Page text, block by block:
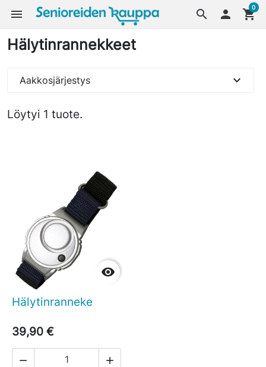
search
menu  shopping_cart
0
Hälytinrannekkeet
Löytyi 1 tuote.
Aakkosjärjestys expand_more

Hälytinranneke
39,90 €
 